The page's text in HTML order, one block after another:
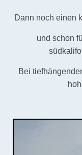
Dann noch einen
und schon
Bei